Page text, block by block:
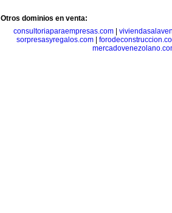
Otros dominios en venta:
consultoriaparaempresas.com|
sorpresasyregalos.com|